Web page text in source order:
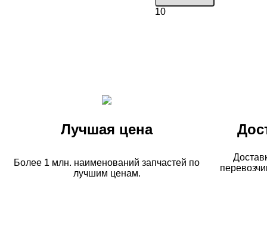
10
Лучшая цена
Более 1 млн. наименований запчастей по
лучшим ценам.